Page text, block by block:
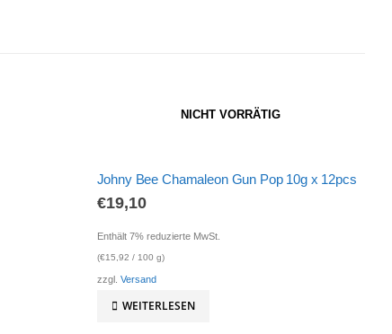
NICHT VORRÄTIG
Johny Bee Chamaleon Gun Pop 10g x 12pcs
€19,10
Enthält 7% reduzierte MwSt.
(€15,92 / 100 g)
zzgl. Versand
WEITERLESEN